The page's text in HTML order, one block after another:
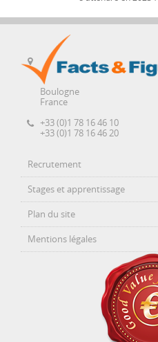
Boulogne
France
+33 (0)1 78 16 46 10
+33 (0)1 78 16 46 20
Recrutement
Stages et apprentissage
Plan du site
Mentions légales